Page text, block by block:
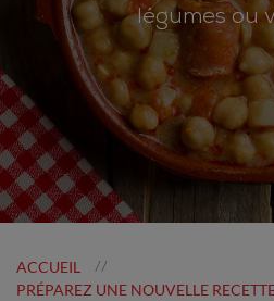
légumes ou
ACCUEIL //
PRÉPAREZ UNE NOUVELLE